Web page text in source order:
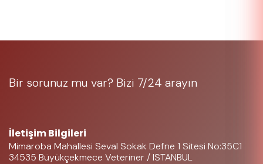
Bir sorunuz mu var? Bizi 7/24 arayın
İletişim Bilgileri
Mimaroba Mahallesi Seval Sokak Defne 1 Sitesi No:35C1
34535 Büyükçekmece Veteriner / ISTANBUL